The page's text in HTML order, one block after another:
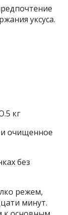
уксуса.
кг
и очищенное
без
режем,
минут.